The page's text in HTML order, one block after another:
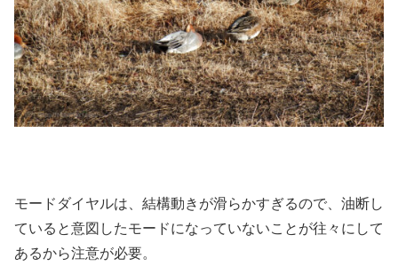
モードダイヤルは、結構動きが滑らかすぎるので、油断し
ていると意図したモードになっていないことが往々にして
あるから注意が必要。